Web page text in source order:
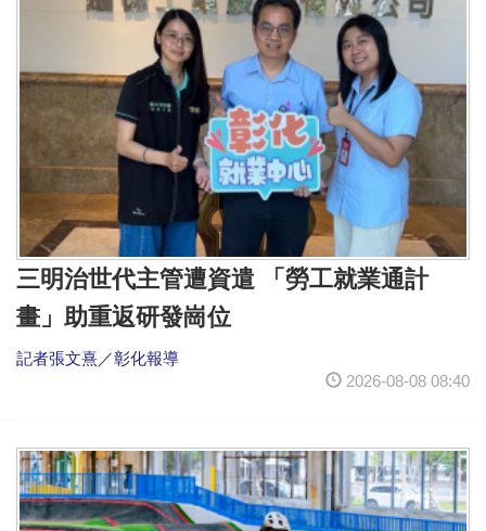
三明治世代主管遭資遣 「勞工就業通計
畫」助重返研發崗位
記者張文熹／彰化報導
2026-08-08 08:40